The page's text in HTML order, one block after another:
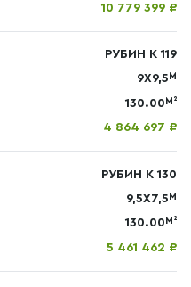
10 779 399 ₽
РУБИН К 119
9Х9,5 М
130.00М²
4 864 697 ₽
РУБИН К 130
9,5Х7,5М
130.00М²
5 461 462 ₽